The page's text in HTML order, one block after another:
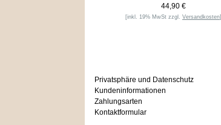
44,90 €
[inkl. 19% MwSt zzgl. Versandkosten]
Privatsphäre und Datenschutz
Kundeninformationen
Zahlungsarten
Kontaktformular